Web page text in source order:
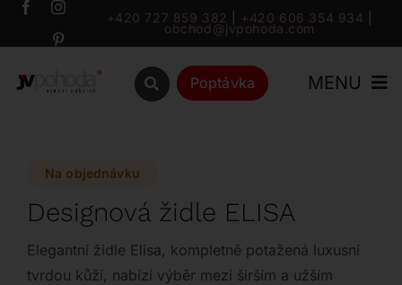
Přeskočit
+420 727 859 382 +420 606 354 934
obchod@jvpohoda.com
Poptávka MENU
Katalog
Na objednávku
Designová židle ELISA
Elegantní židle Elisa, kompletně potažená luxusní
tvrdou kůží, nabízí výběr mezi širším a užším